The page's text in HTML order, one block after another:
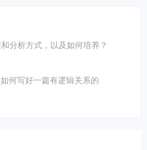
分析方式，以及如何培养？
何写好一篇有逻辑关系的